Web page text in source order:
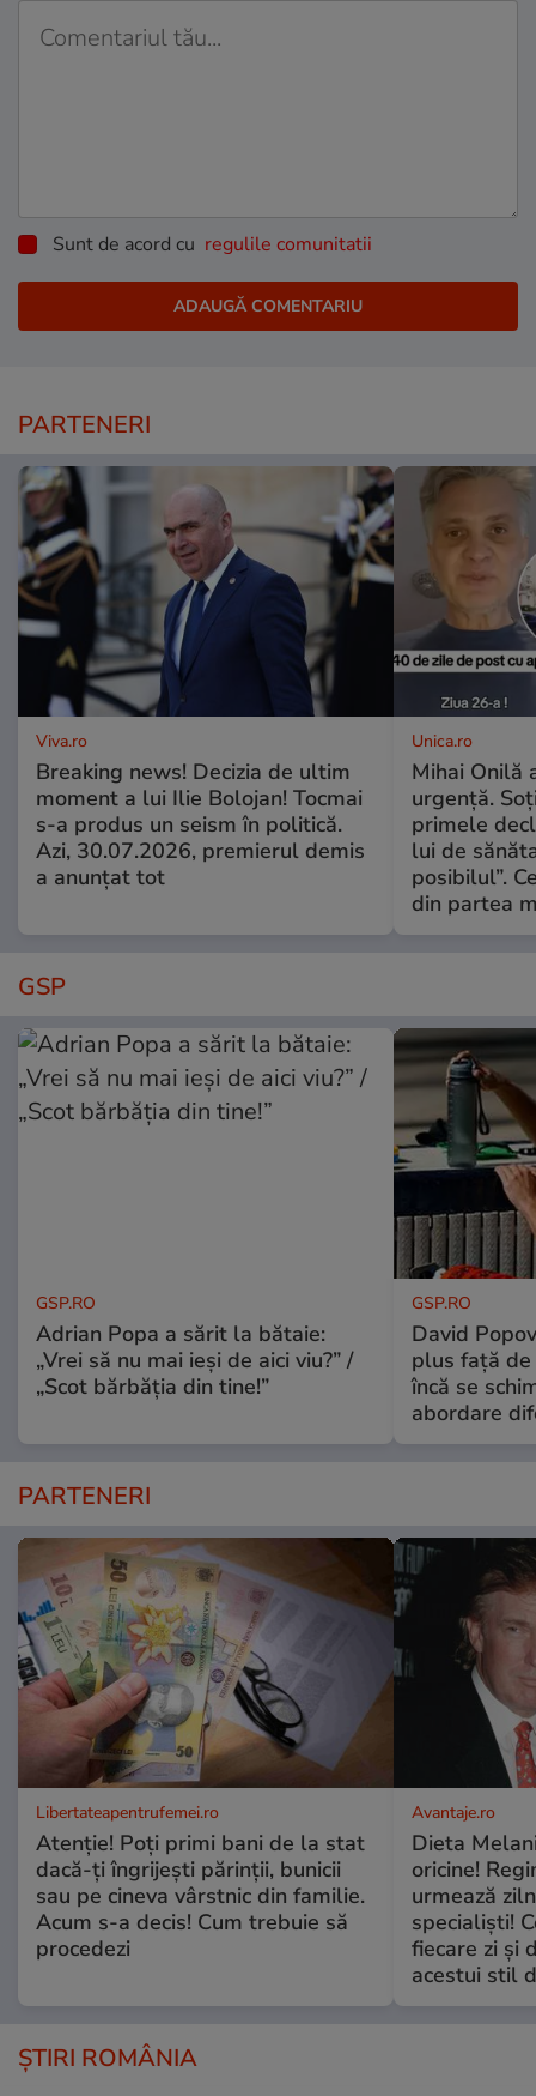
Sunt de acord cu regulile comunitatii
PARTENERI
Viva.ro
Breaking news! Decizia de ultim
moment a lui Ilie Bolojan! Tocmai
s-a produs un seism în politică.
Azi, 30.07.2026, premierul demis
a anunțat tot
Unica.ro
Mihai Onilă
urgență.
primele
lui de
posibilul”.
din partea
GSP
GSP.RO
Adrian Popa a sărit la bătaie:
„Vrei să nu mai ieși de aici viu?” /
„Scot bărbăția din tine!”
GSP.RO
David
plus față de
încă se
abordare
PARTENERI
Libertateapentrufemei.ro
Atenție! Poți primi bani de la stat
dacă-ți îngrijești părinții, bunicii
sau pe cineva vârstnic din familie.
Acum s-a decis! Cum trebuie să
procedezi
Avantaje.ro
Dieta
oricine!
urmează
specialiști!
fiecare zi și
acestui stil
ȘTIRI ROMÂNIA